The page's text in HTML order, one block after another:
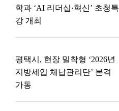
학과 ‘AI 리더십·혁신’ 초청특
강 개최
평택시, 현장 밀착형 ‘2026년
지방세입 체납관리단’ 본격
가동